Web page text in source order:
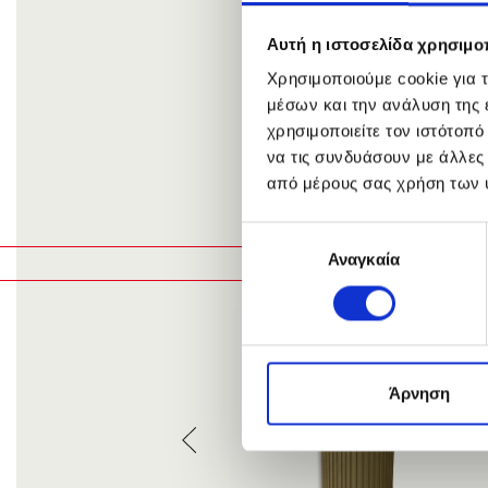
Αυτή η ιστοσελίδα
Χρησιμοποιούμε cookie για
μέσων και την ανάλυση της
χρησιμοποιείτε τον
να τις συνδυάσουν με
από μέρους σας χρήση των
συγκατάθεσηςΑναγκαία
Άρνηση
The Triangle
bedrooms,
You can
QUANTITY